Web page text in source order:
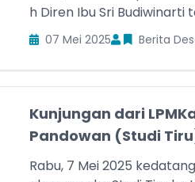
h Diren Ibu Sri Budiwinarti
07 Mei 2025 Berita
Kunjungan dari
Pandowan (Studi
Rabu, 7 Mei 2025